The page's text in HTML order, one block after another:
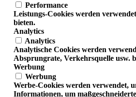
Performance
Leistungs-Cookies werden
bieten.
Analytics
Analytics
Analytische Cookies werden
Absprungrate, Verkehrsquelle usw.
Werbung
Werbung
Werbe-Cookies werden verwendet,
Informationen, um